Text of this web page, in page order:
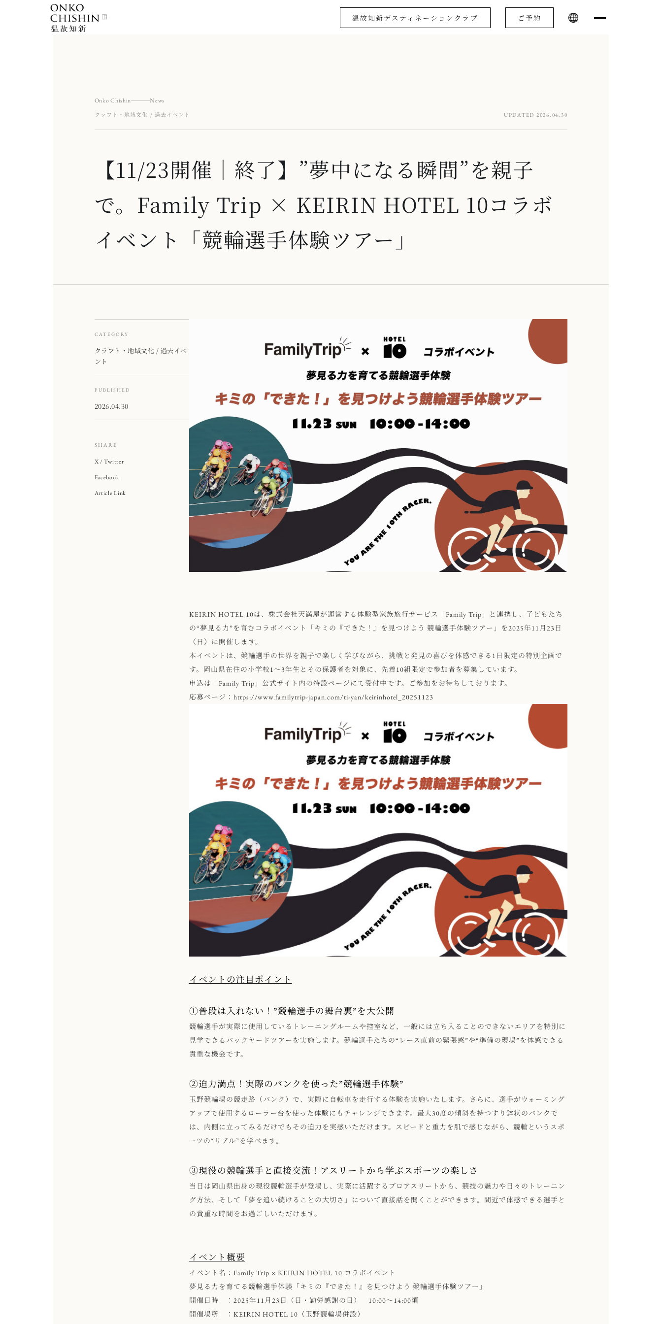
温故知新デスティネーションクラブ ご予約
Onko Chishin
News
クラフト・地域文化 / 過去イベント
UPDATED 2026.04.30
【11/23開催｜終了】”夢中になる瞬間”を親子
で。Family Trip × KEIRIN HOTEL 10コラボ
イベント「競輪選手体験ツアー」
CATEGORY
クラフト・地域文化 / 過去イベ
ント
PUBLISHED
2026.04.30
SHARE
X / Twitter
Facebook
Article Link
KEIRIN HOTEL 10は、株式会社天満屋が運営する体験型家族旅行サービス「Family Trip」と連携し、子どもたち
の“夢見る力”を育むコラボイベント「キミの『できた！』を見つけよう 競輪選手体験ツアー」を2025年11月23日
（日）に開催します。
本イベントは、競輪選手の世界を親子で楽しく学びながら、挑戦と発見の喜びを体感できる1日限定の特別企画で
す。岡山県在住の小学校1〜3年生とその保護者を対象に、先着10組限定で参加者を募集しています。
申込は「Family Trip」公式サイト内の特設ページにて受付中です。ご参加をお待ちしております。
応募ページ： https://www.familytrip-japan.com/ti-yan/keirinhotel_20251123
イベントの注目ポイント
①普段は入れない！”競輪選手の舞台裏”を大公開
競輪選手が実際に使用しているトレーニングルームや控室など、一般には立ち入ることのできないエリアを特別に
見学できるバックヤードツアーを実施します。競輪選手たちの“レース直前の緊張感”や“準備の現場”を体感できる
貴重な機会です。
②迫力満点！実際のバンクを使った”競輪選手体験”
玉野競輪場の競走路（バンク）で、実際に自転車を走行する体験を実施いたします。さらに、選手がウォーミング
アップで使用するローラー台を使った体験にもチャレンジできます。最大30度の傾斜を持つすり鉢状のバンクで
は、内側に立ってみるだけでもその迫力を実感いただけます。スピードと重力を肌で感じながら、競輪というスポ
ーツの“リアル”を学べます。
③現役の競輪選手と直接交流！アスリートから学ぶスポーツの楽しさ
当日は岡山県出身の現役競輪選手が登場し、実際に活躍するプロアスリートから、競技の魅力や日々のトレーニン
グ方法、そして「夢を追い続けることの大切さ」について直接話を聞くことができます。間近で体感できる選手と
の貴重な時間をお過ごしいただけます。
イベント概要
イベント名：Family Trip × KEIRIN HOTEL 10 コラボイベント
夢見る力を育てる競輪選手体験「キミの『できた！』を見つけよう 競輪選手体験ツアー」
開催日時 ：2025年11月23日（日・勤労感謝の日） 10:00～14:00頃
開催場所 ：KEIRIN HOTEL 10（玉野競輪場併設）